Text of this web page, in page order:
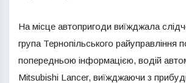
На місце автопригоди виїжджала
група Тернопільського райуправління
попередньою інформацією, водій
Mitsubishi Lancer, виїжджаючи з